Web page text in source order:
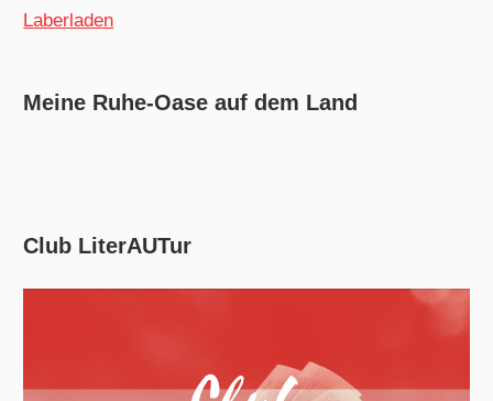
Laberladen
Meine Ruhe-Oase auf dem Land
Club LiterAUTur